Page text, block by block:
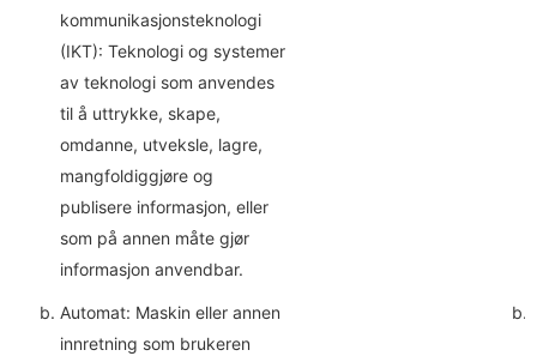
kommunikasjonsteknologi
(IKT): Teknologi og systemer
av teknologi som anvendes
til å uttrykke, skape,
omdanne, utveksle, lagre,
mangfoldiggjøre og
publisere informasjon, eller
som på annen måte gjør
informasjon anvendbar.
Automat: Maskin eller annen
innretning som brukeren